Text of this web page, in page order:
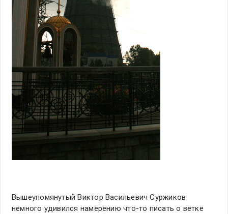
Вышеупомянутый Виктор Васильевич Суржиков
немного удивился намерению что-то писать о ветке